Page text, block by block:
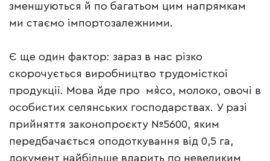
зменшуються й по багатьом цим напрямкам
ми стаємо імпортозалежними.
Є ще один фактор: зараз в нас різко
скорочується виробництво трудомісткої
продукції. Мова йде про м`ясо, молоко, овочі в
особистих селянських господарствах. У разі
прийняття законопроєкту №5600, яким
передбачається оподоткування від 0,5 га,
документ найбільше вдарить по невеликим